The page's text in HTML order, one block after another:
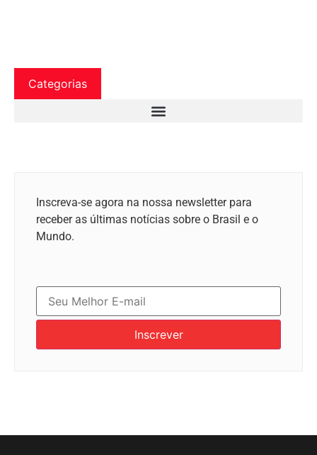
Categorias
Inscreva-se agora na nossa newsletter para
receber as últimas notícias sobre o Brasil e o
Mundo.
Inscrever